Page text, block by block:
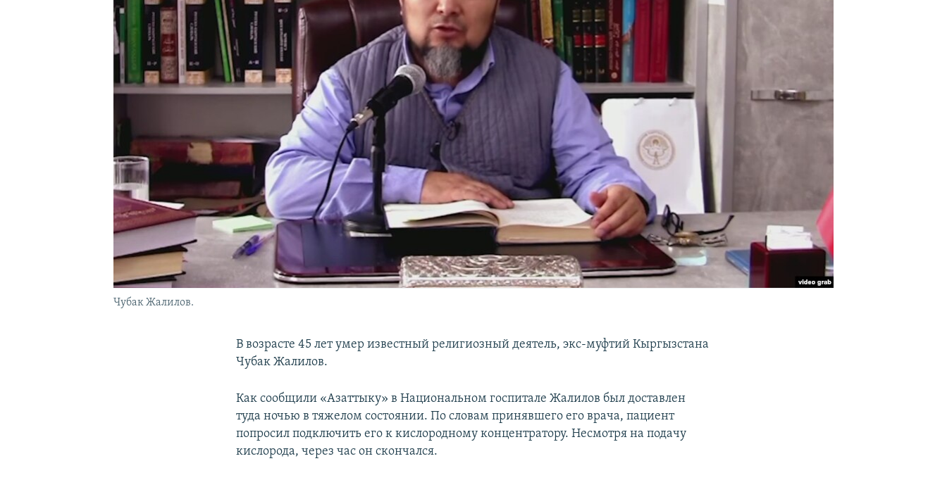
Чубак Жалилов.
В возрасте 45 лет умер известный религиозный деятель, экс-муфтий Кыргызстана
Чубак Жалилов.
Как сообщили «Азаттыку» в Национальном госпитале Жалилов был доставлен
туда ночью в тяжелом состоянии. По словам принявшего его врача, пациент
попросил подключить его к кислородному концентратору. Несмотря на подачу
кислорода, через час он скончался.